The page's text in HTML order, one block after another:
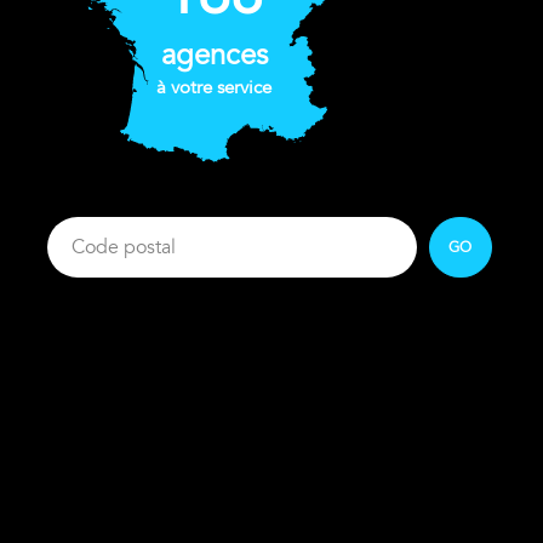
agences
à votre service
GO